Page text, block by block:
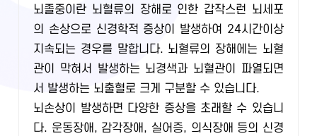
뇌졸중이란 뇌혈류의 장해로 인한 갑작스런 뇌세포
의 손상으로 신경학적 증상이 발생하여 24시간이상
지속되는 경우를 말합니다. 뇌혈류의 장해에는 뇌혈
관이 막혀서 발생하는 뇌경색과 뇌혈관이 파열되면
서 발생하는 뇌출혈로 크게 구분할 수 있습니다.
뇌손상이 발생하면 다양한 증상을 초래할 수 있습니
다. 운동장애, 감각장애, 실어증, 의식장애 등의 신경